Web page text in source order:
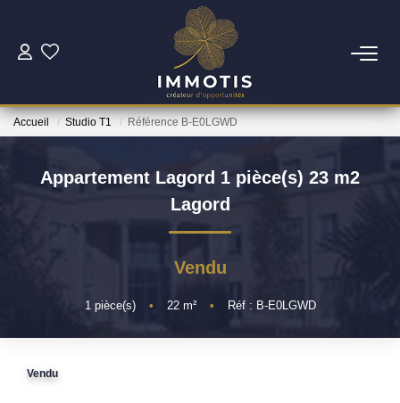
ESTIMER
Nos Biens
Nos Services
Accueil Studio T1 Référence B-E0LGWD
Appartement Lagord 1 pièce(s) 23 m2
Lagord
Vendu
1 pièce(s) • 22m² • Réf : B-E0LGWD
Vendu